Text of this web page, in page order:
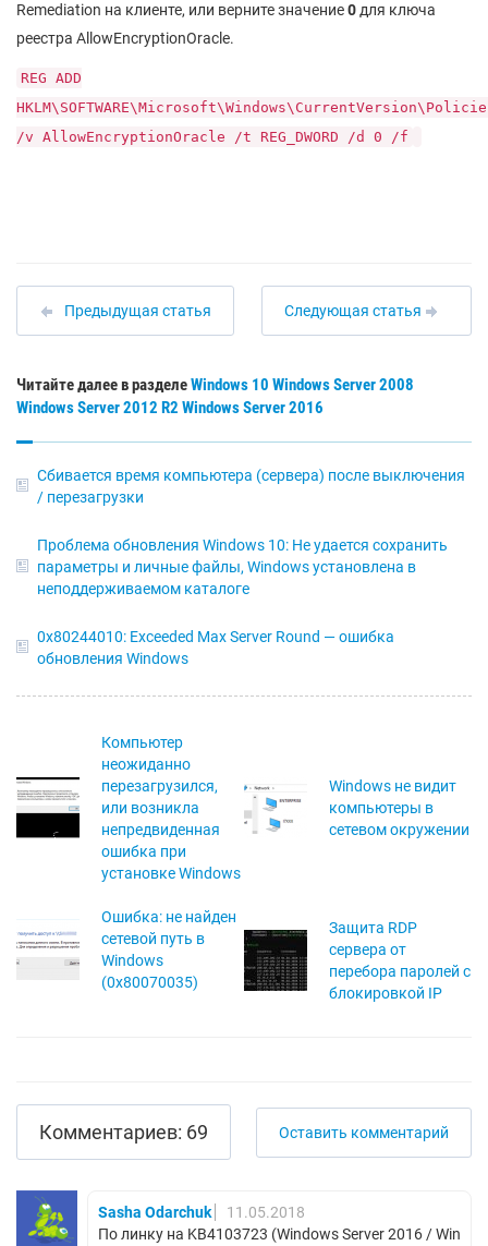
Remediation на клиенте, или верните значение0 для ключа
реестра AllowEncryptionOracle.
REG ADD
/v AllowEncryptionOracle /t REG_DWORD /d 0 /f
Предыдущая статья Следующая статья
Читайте далее в разделеWindows 10 Windows Server 2008
Windows Server 2012 R2 Windows Server 2016
Сбивается время компьютера (сервера) после выключения
/ перезагрузки
Проблема обновления Windows 10: Не удается сохранить
параметры и личные файлы, Windows установлена в
неподдерживаемом каталоге
0x80244010: Exceeded Max Server Round — ошибка
обновления Windows
Компьютер
неожиданно
перезагрузился,
или возникла
непредвиденная
ошибка при
установке Windows
Windows не видит
компьютеры в
сетевом окружении
Ошибка: не найден
сетевой путь в
Windows
(0x80070035)
Защита RDP
сервера от
перебора паролей с
блокировкой IP
Комментариев: 69 Оставить комментарий
Sasha Odarchuk
11.05.2018
По линку на KB4103723 (Windows Server 2016 / Win